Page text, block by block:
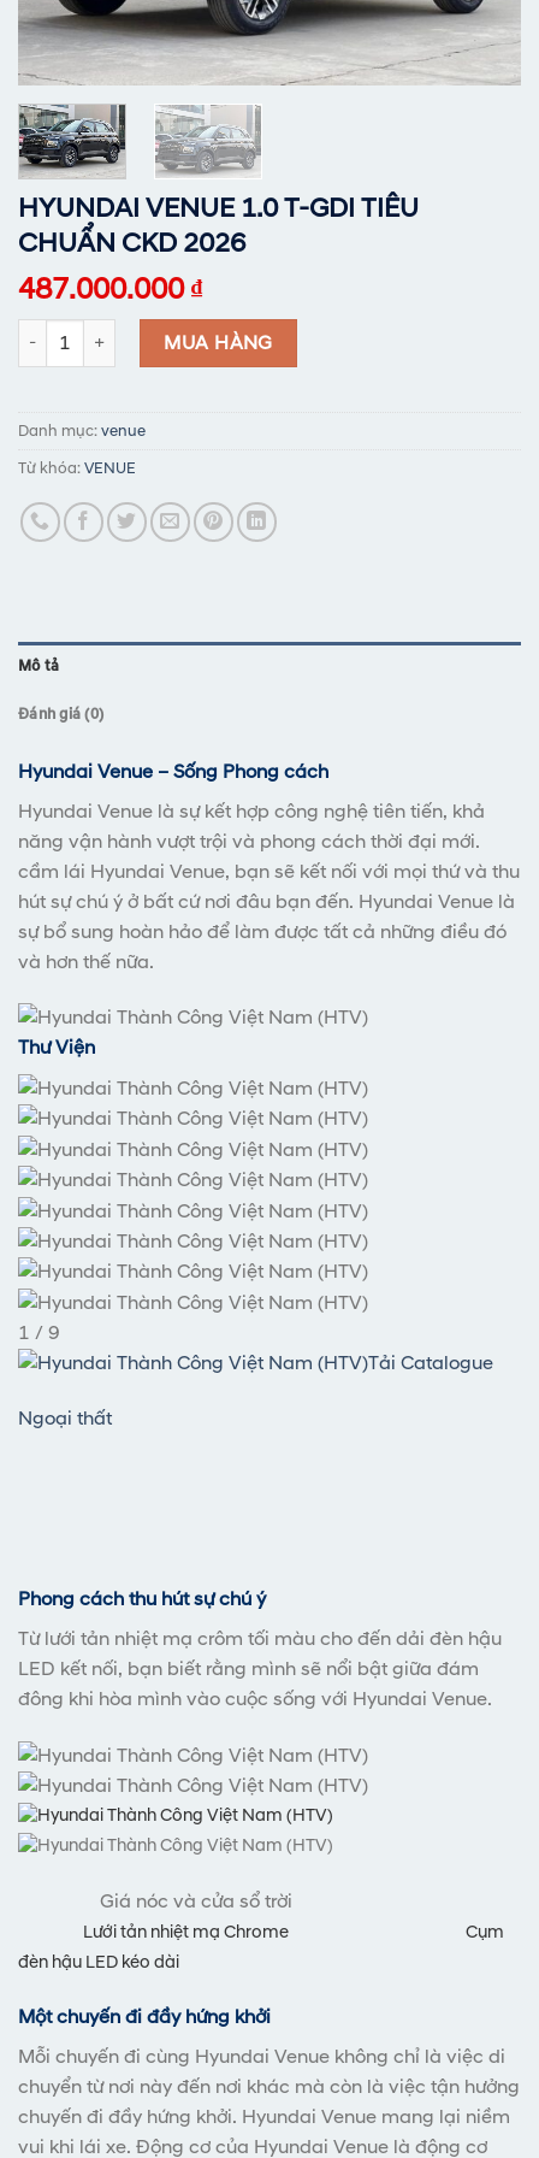
HYUNDAI VENUE 1.0 T-GDI TIÊU
CHUẨN CKD 2026
487.000.000 ₫
HYUNDAI VENUE 1.0 T-GDI TIÊU CHUẨN CKD 2026 số lượng
MUA HÀNG
Danh mục:venue
Từ khóa:VENUE
Mô tả
Đánh giá (0)
Hyundai Venue – Sống Phong cách
Hyundai Venue là sự kết hợp công nghệ tiên tiến, khả
năng vận hành vượt trội và phong cách thời đại mới.
cầm lái Hyundai Venue, bạn sẽ kết nối với mọi thứ và thu
hút sự chú ý ở bất cứ nơi đâu bạn đến. Hyundai Venue là
sự bổ sung hoàn hảo để làm được tất cả những điều đó
và hơn thế nữa.
Thư Viện
1 / 9
Tải Catalogue
Ngoại thất
Phong cách thu hút sự chú ý
Từ lưới tản nhiệt mạ crôm tối màu cho đến dải đèn hậu
LED kết nối, bạn biết rằng mình sẽ nổi bật giữa đám
đông khi hòa mình vào cuộc sống với Hyundai Venue.
Giá nóc và cửa sổ trời
Lưới tản nhiệt mạ Chrome Cụm
đèn hậu LED kéo dài
Một chuyến đi đầy hứng khởi
Mỗi chuyến đi cùng Hyundai Venue không chỉ là việc di
chuyển từ nơi này đến nơi khác mà còn là việc tận hưởng
chuyến đi đầy hứng khởi. Hyundai Venue mang lại niềm
vui khi lái xe. Động cơ của Hyundai Venue là động cơ